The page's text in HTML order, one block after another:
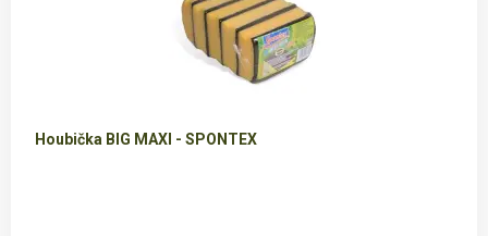
Houbička BIG MAXI - SPONTEX